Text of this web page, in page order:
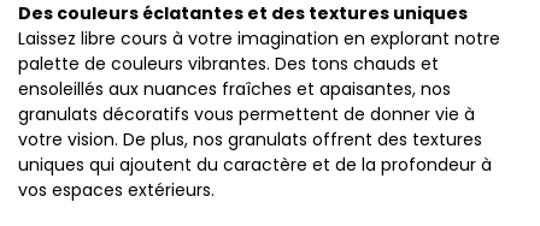
Des couleurs éclatantes et des textures uniques
Laissez libre cours à votre imagination en explorant notre
palette de couleurs vibrantes. Des tons chauds et
ensoleillés aux nuances fraîches et apaisantes, nos
granulats décoratifs vous permettent de donner vie à
votre vision. De plus, nos granulats offrent des textures
uniques qui ajoutent du caractère et de la profondeur à
vos espaces extérieurs.